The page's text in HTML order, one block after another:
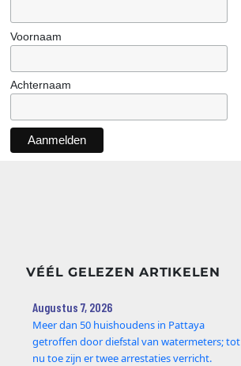
Voornaam
Achternaam
VÉÉL GELEZEN ARTIKELEN
Augustus 7, 2026
Meer dan 50 huishoudens in Pattaya
getroffen door diefstal van watermeters; tot
nu toe zijn er twee arrestaties verricht.